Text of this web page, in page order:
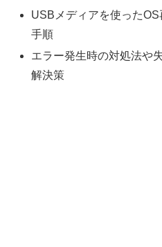
USBメディアを使った
手順
エラー発生時の対処法や
解決策